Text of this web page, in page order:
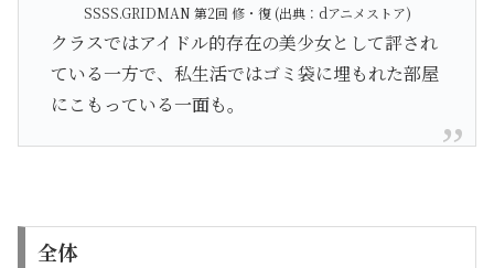
SSSS.GRIDMAN 第2回 修・復 (出典：dアニメストア)
クラスではアイドル的存在の美少女として評され
ている一方で、私生活ではゴミ袋に埋もれた部屋
にこもっている一面も。
全体